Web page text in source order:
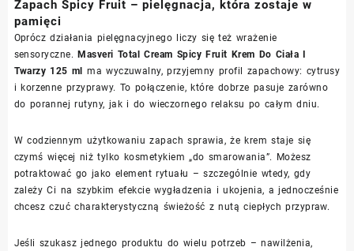
Zapach Spicy Fruit – pielęgnacja, która zostaje w
pamięci
Oprócz działania pielęgnacyjnego liczy się też wrażenie
sensoryczne.Masveri Total Cream Spicy Fruit Krem Do Ciała I
Twarzy 125 ml ma wyczuwalny, przyjemny profil zapachowy: cytrusy
i korzenne przyprawy. To połączenie, które dobrze pasuje zarówno
do porannej rutyny, jak i do wieczornego relaksu po całym dniu.
W codziennym użytkowaniu zapach sprawia, że krem staje się
czymś więcej niż tylko kosmetykiem „do smarowania”. Możesz
potraktować go jako element rytuału – szczególnie wtedy, gdy
zależy Ci na szybkim efekcie wygładzenia i ukojenia, a jednocześnie
chcesz czuć charakterystyczną świeżość z nutą ciepłych przypraw.
Jeśli szukasz jednego produktu do wielu potrzeb – nawilżenia,